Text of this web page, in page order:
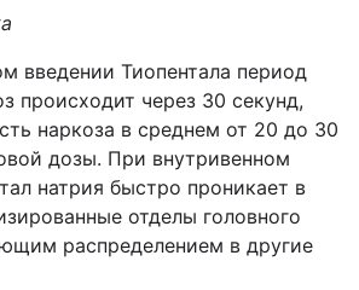
введении Тиопентала период
происходит через 30 секунд,
наркоза в среднем от 20 до 30
дозы. При внутривенном
натрия быстро проникает в
отделы головного
распределением в другие